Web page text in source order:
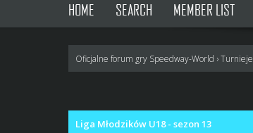
HOME SEARCH MEMBER LIST
Oficjalne forum gry Speedway-World ›Turnieje
Liga Młodzików U18 - sezon 13